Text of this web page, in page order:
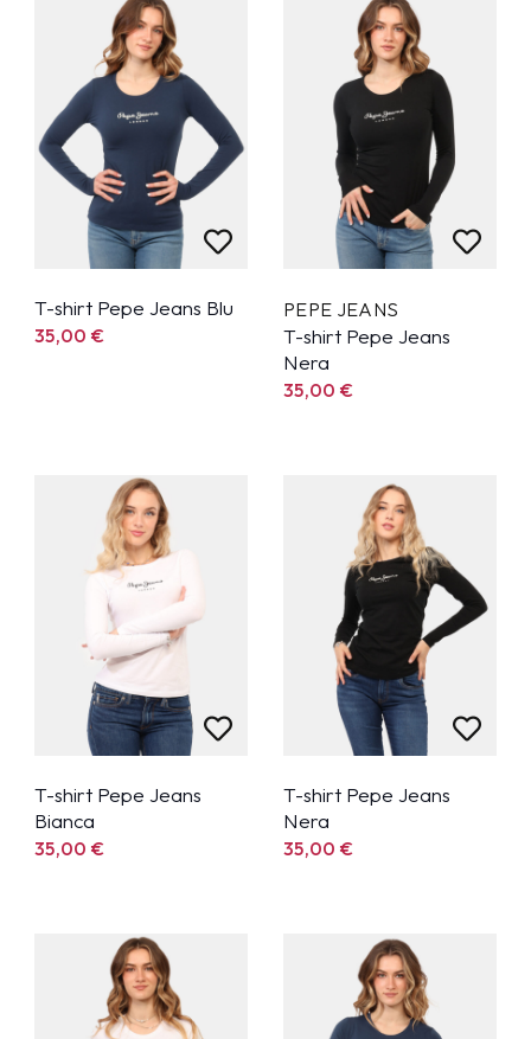
T-shirt Pepe Jeans Blu
35,00€
PEPE JEANS
T-shirt Pepe Jeans
Nera
35,00€
T-shirt Pepe Jeans
Bianca
35,00€
T-shirt Pepe Jeans
Nera
35,00€